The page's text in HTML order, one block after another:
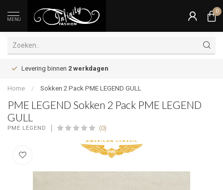
MENU
0
Levering binnen 2 werkdagen
Home / Sokken 2 Pack PME LEGEND GULL
PME LEGEND Sokken 2 Pack PME LEGEND
GULL
PME LEGEND (0)